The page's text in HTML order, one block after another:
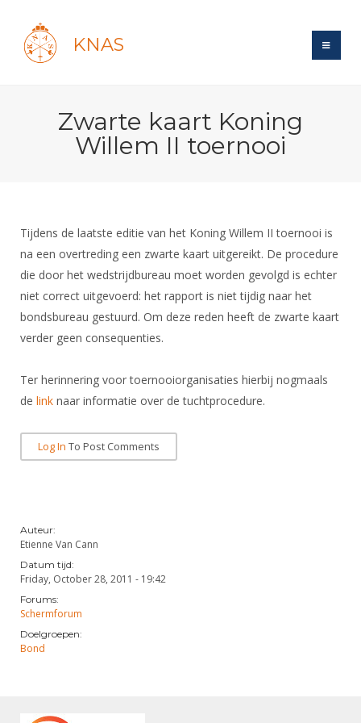
KNAS
Forums
Maandelijks archief
Evenement
Gebruiksvoorwaarden
Historie
Bond
Tarieven
Reglementen
Ledencijfers
Sponsors en Partners
Organisatie
Bestuur
Commissies
Ereleden
Bondsbureau
Contact
Samenwerking
Schermen
Recreatiesport
Veteranen
Lichtzwaardschermen
Ranglijsten
Reglementen
Rolstoelschermen
Wedstrijdkalender
KNAS Keurmerk
NK's
Veteranenwedstrijden
Wat is topsport
Nieuws
NK's
Oranje
FBT
Talentontwikkeling
Internationale Titeltoernooien
Internationale aanmeldingen
Informatie
Voor de jeugd
Spreekbeurtpakket
Ouders en vereniging
Brassardsysteem
Voor coaches en leraren
Nieuws
Opleidingen
Leraar
Voor scheidsrechters
Nieuws
Forums
Forums
Schermforum
Zoek Vereniging
Contact
NK organiseren
Zwarte kaart Koning
Willem II toernooi
Tijdens de laatste editie van het Koning Willem II toernooi is
na een overtreding een zwarte kaart uitgereikt. De procedure
die door het wedstrijdbureau moet worden gevolgd is echter
niet correct uitgevoerd: het rapport is niet tijdig naar het
bondsbureau gestuurd. Om deze reden heeft de zwarte kaart
verder geen consequenties.
Ter herinnering voor toernooiorganisaties hierbij nogmaals
de link naar informatie over de tuchtprocedure.
Log In To Post Comments
Auteur:
Etienne Van Cann
Datum tijd:
Friday, October 28, 2011 - 19:42
Forums:
Schermforum
Doelgroepen:
Bond